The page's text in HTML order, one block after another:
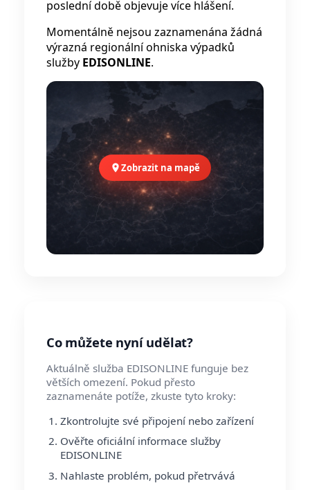
poslední době objevuje více hlášení.
Momentálně nejsou zaznamenána žádná
výrazná regionální ohniska výpadků
služby EDISONLINE.
Zobrazit na mapě
Co můžete nyní udělat?
Aktuálně služba EDISONLINE funguje bez
větších omezení. Pokud přesto
zaznamenáte potíže, zkuste tyto kroky:
Zkontrolujte své připojení nebo zařízení
Ověřte oficiální informace služby
EDISONLINE
Nahlaste problém, pokud přetrvává